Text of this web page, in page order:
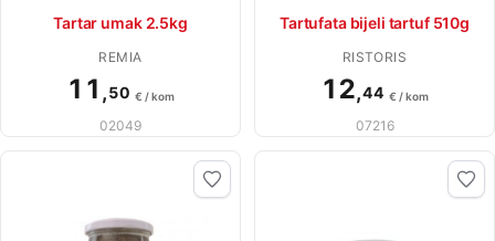
Tartar umak 2.5kg
REMIA
11 ,50 € / kom
02049
Tartufata bijeli tartuf 510g
RISTORIS
12,44 € / kom
07216